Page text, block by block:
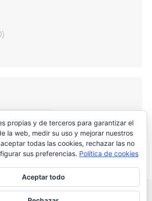
propias y de terceros para garantizar el
la web, medir su uso y mejorar nuestros
todas las cookies, rechazar las no
sus preferencias. Política de cookies
Aceptar todo